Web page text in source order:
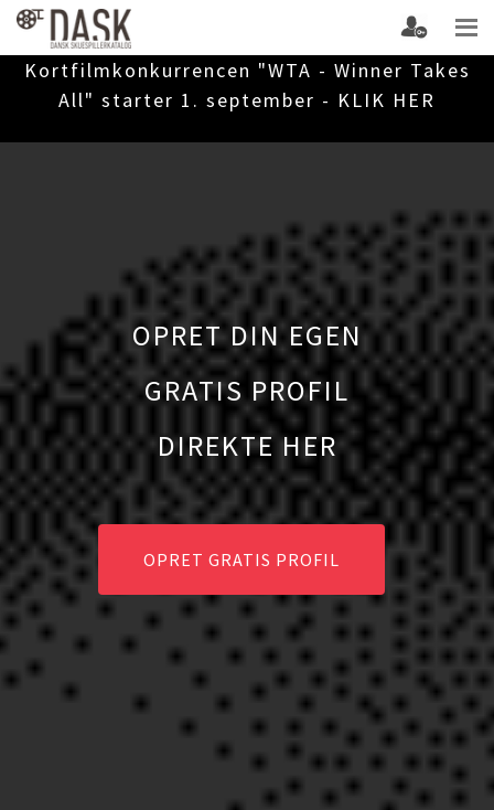
Kortfilmkonkurrencen "WTA - Winner Takes
All" starter 1. september - KLIK HER
OPRET DIN EGEN
GRATIS PROFIL
DIREKTE HER
OPRET GRATIS PROFIL